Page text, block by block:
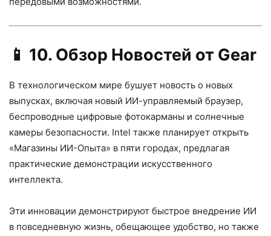
📱 10. Обзор Новостей от Gear
В технологическом мире бушует новость о новых
выпусках, включая новый ИИ-управляемый браузер,
беспроводные цифровые фотокарманы и солнечные
камеры безопасности. Intel также планирует открыть
«Магазины ИИ-Опыта» в пяти городах, предлагая
практические демонстрации искусственного
интеллекта.
Эти инновации демонстрируют быстрое внедрение ИИ
в повседневную жизнь, обещающее удобство, но также